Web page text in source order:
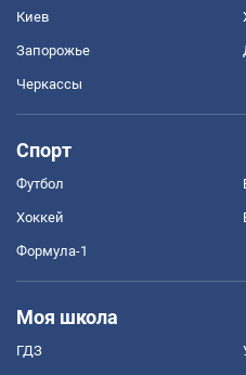
Киев
Запорожье
Черкассы
Спорт
Футбол
Хоккей
Формула-1
Моя школа
ГДЗ